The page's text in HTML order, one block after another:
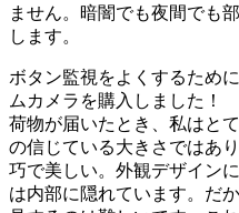
ません。暗闇でも夜間でも
します。
ボタン監視をよくするため
ムカメラを購入しました！
荷物が届いたとき、私はと
の信じている大きさではあ
巧で美しい。外観デザイン
は内部に隠れています。だ